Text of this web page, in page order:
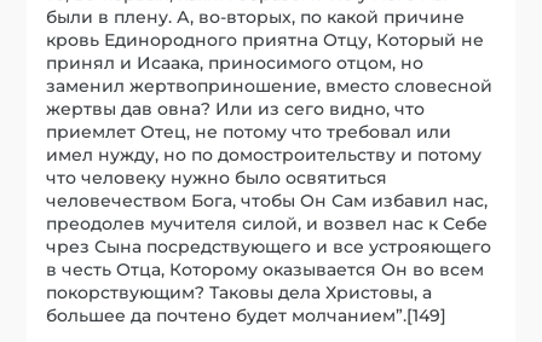
были в плену. А, во-вторых, по какой причине
кровь Единородного приятна Отцу, Который не
принял и Исаака, приносимого отцом, но
заменил жертвоприношение, вместо словесной
жертвы дав овна? Или из сего видно, что
приемлет Отец, не потому что требовал или
имел нужду, но по домостроительству и потому
что человеку нужно было освятиться
человечеством Бога, чтобы Он Сам избавил нас,
преодолев мучителя силой, и возвел нас к Себе
чрез Сына посредствующего и все устрояющего
в честь Отца, Которому оказывается Он во всем
покорствующим? Таковы дела Христовы, а
большее да почтено будет молчанием”.[149]